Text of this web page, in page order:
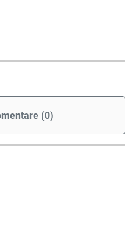
(0)